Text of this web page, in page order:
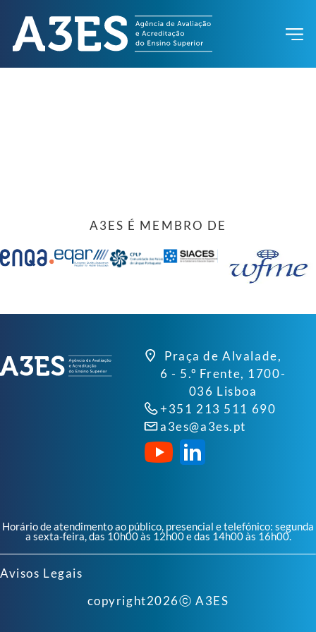
A3ES É MEMBRO DE
Praça de Alvalade,
6 - 5.º Frente, 1700-
036 Lisboa
+351 213 511 690
a3es@a3es.pt
Horário de atendimento ao público, presencial e telefónico: segunda
a sexta-feira, das 10h00 às 12h00 e das 14h00 às 16h00.
Avisos Legais
copyright2026ⓒ A3ES